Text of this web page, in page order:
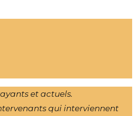
et actuels.
qui interviennent